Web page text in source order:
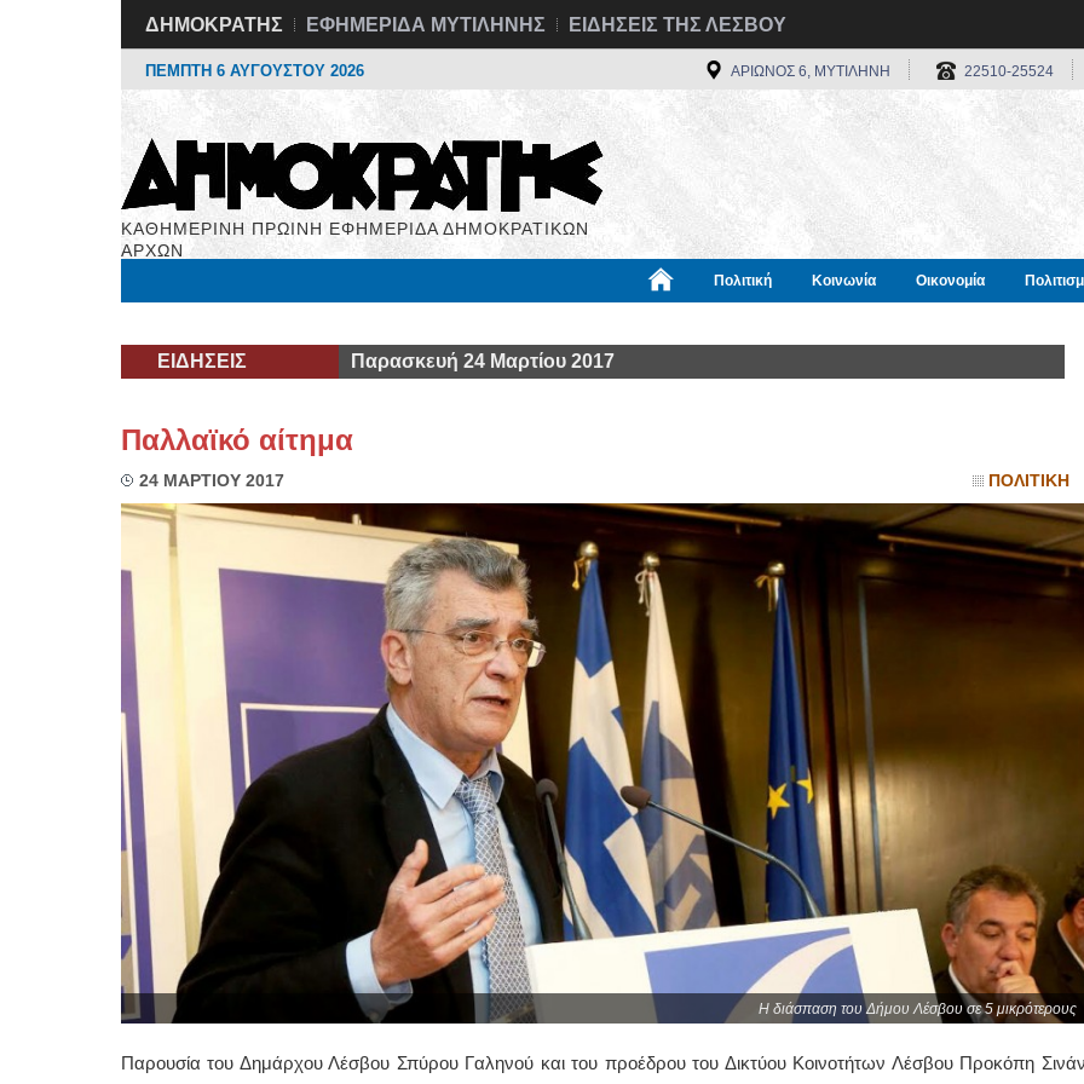
ΔΗΜΟΚΡΑΤΗΣ ΕΦΗΜΕΡΙΔΑ ΜΥΤΙΛΗΝΗΣ ΕΙΔΗΣΕΙΣ ΤΗΣ ΛΕΣΒΟΥ
ΠΕΜΠΤΗ 6 ΑΥΓΟΥΣΤΟΥ 2026 ΑΡΙΩΝΟΣ 6, ΜΥΤΙΛΗΝΗ 22510-25524
ΚΑΘΗΜΕΡΙΝΗ ΠΡΩΙΝΗ ΕΦΗΜΕΡΙΔΑ ΔΗΜΟΚΡΑΤΙΚΩΝ
ΑΡΧΩΝ
Πολιτική Κοινωνία Οικονομία
ΕΙΔΗΣΕΙΣ Παρασκευή 24 Μαρτίου 2017
Παλλαϊκό αίτημα
24 ΜΑΡΤΙΟΥ 2017 ΠΟΛΙΤΙΚΗ
Η διάσπαση του Δήμου Λέσβου σε 5 μικρότερους
Παρουσία του Δημάρχου Λέσβου Σπύρου Γαληνού και του προέδρου του Δικτύου Κοινοτήτων Λέσβου Προκόπη